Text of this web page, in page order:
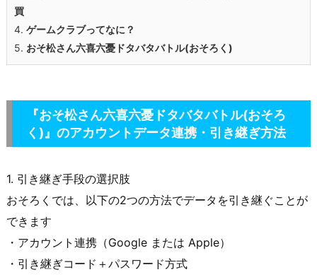
買
4. ゲームクラブってなに？
5. おそ松さん六喜六憂ドタバタバトル(おそろく)
『おそ松さん六喜六憂ドタバタバトル(おそろ
く)』のアカウントデータ連携・引き継ぎ方法
1. 引き継ぎ手段の選択肢
おそろくでは、以下の2つの方法でデータを引き継ぐことが
できます
・アカウント連携（Google または Apple）
・引き継ぎコード＋パスワード方式